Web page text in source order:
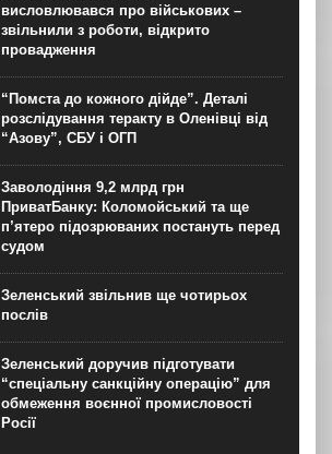
висловлювався про військових –
звільнили з роботи, відкрито
провадження
“Помста до кожного дійде”. Деталі
розслідування теракту в Оленівці від
“Азову”, СБУ і ОГП
Заволодіння 9,2 млрд грн
ПриватБанку: Коломойський та ще
п’ятеро підозрюваних постануть перед
судом
Зеленський звільнив ще чотирьох
послів
Зеленський доручив підготувати
“спеціальну санкційну операцію” для
обмеження воєнної промисловості
Росії